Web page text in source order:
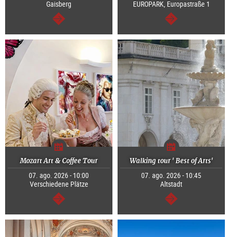
Gaisberg
segue
EUROPARK, Europastraße 1
segue
Mozart Art & Coffee Tour
07. ago. 2026 - 10:00
Verschiedene Plätze
segue
Walking tour ' Best of Arts'
07. ago. 2026 - 10:45
Altstadt
segue